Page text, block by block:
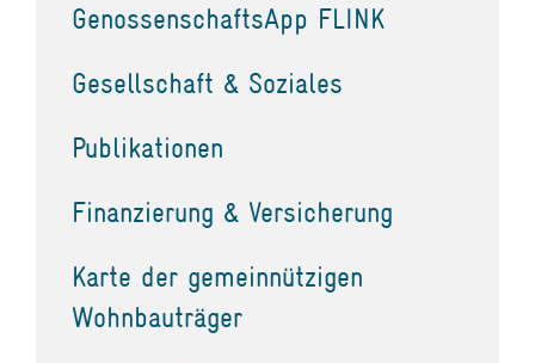
GenossenschaftsApp FLINK
Gesellschaft & Soziales
Publikationen
Finanzierung & Versicherung
Karte der gemeinnützigen
Wohnbauträger